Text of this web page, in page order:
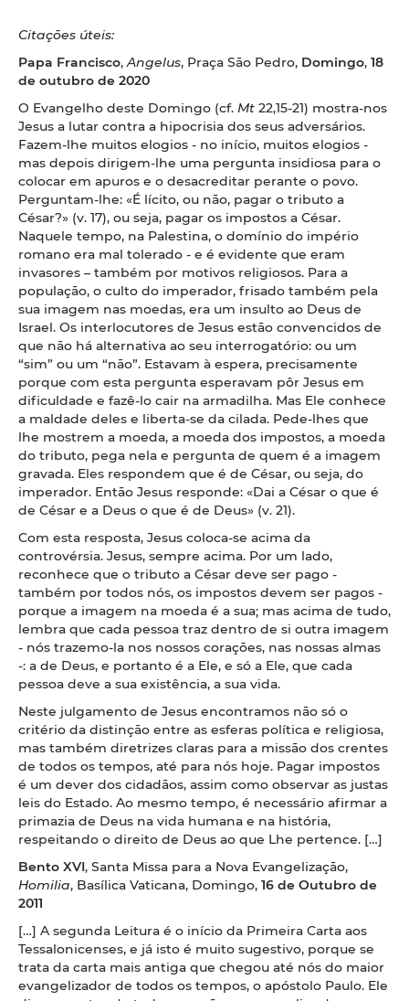
Citações úteis:
Papa Francisco,Angelus, Praça São Pedro, Domingo, 18
de outubro de 2020
O Evangelho deste Domingo (cf. Mt 22,15-21) mostra-nos
Jesus a lutar contra a hipocrisia dos seus adversários.
Fazem-lhe muitos elogios - no início, muitos elogios -
mas depois dirigem-lhe uma pergunta insidiosa para o
colocar em apuros e o desacreditar perante o povo.
Perguntam-lhe: «É lícito, ou não, pagar o tributo a
César?» (v. 17), ou seja, pagar os impostos a César.
Naquele tempo, na Palestina, o domínio do império
romano era mal tolerado - e é evidente que eram
invasores – também por motivos religiosos. Para a
população, o culto do imperador, frisado também pela
sua imagem nas moedas, era um insulto ao Deus de
Israel. Os interlocutores de Jesus estão convencidos de
que não há alternativa ao seu interrogatório: ou um
“sim” ou um “não”. Estavam à espera, precisamente
porque com esta pergunta esperavam pôr Jesus em
dificuldade e fazê-lo cair na armadilha. Mas Ele conhece
a maldade deles e liberta-se da cilada. Pede-lhes que
lhe mostrem a moeda, a moeda dos impostos, a moeda
do tributo, pega nela e pergunta de quem é a imagem
gravada. Eles respondem que é de César, ou seja, do
imperador. Então Jesus responde: «Dai a César o que é
de César e a Deus o que é de Deus» (v. 21).
Com esta resposta, Jesus coloca-se acima da
controvérsia. Jesus, sempre acima. Por um lado,
reconhece que o tributo a César deve ser pago -
também por todos nós, os impostos devem ser pagos -
porque a imagem na moeda é a sua; mas acima de tudo,
lembra que cada pessoa traz dentro de si outra imagem
- nós trazemo-la nos nossos corações, nas nossas almas
-: a de Deus, e portanto é a Ele, e só a Ele, que cada
pessoa deve a sua existência, a sua vida.
Neste julgamento de Jesus encontramos não só o
critério da distinção entre as esferas política e religiosa,
mas também diretrizes claras para a missão dos crentes
de todos os tempos, até para nós hoje. Pagar impostos
é um dever dos cidadãos, assim como observar as justas
leis do Estado. Ao mesmo tempo, é necessário afirmar a
primazia de Deus na vida humana e na história,
respeitando o direito de Deus ao que Lhe pertence. […]
Bento XVI, Santa Missa para a Nova Evangelização,
Homilia, Basílica Vaticana, Domingo, 16 de Outubro de
2011
[…] A segunda Leitura é o início da Primeira Carta aos
Tessalonicenses, e já isto é muito sugestivo, porque se
trata da carta mais antiga que chegou até nós do maior
evangelizador de todos os tempos, o apóstolo Paulo. Ele